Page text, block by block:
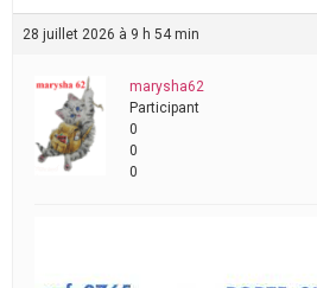
28 juillet 2026 à 9 h 54 min
marysha62
Participant
0
0
0